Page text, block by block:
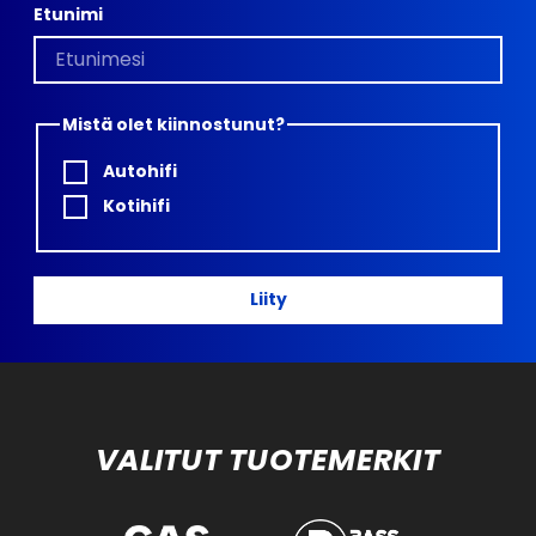
Etunimi
Mistä olet kiinnostunut?
Autohifi
Kotihifi
Liity
VALITUT TUOTEMERKIT